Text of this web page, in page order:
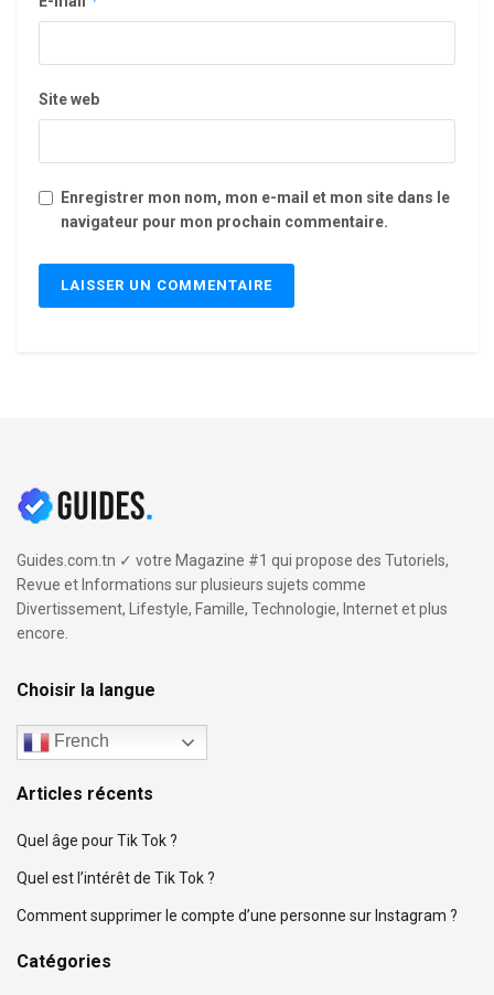
Site web
Enregistrer mon nom, mon e-mail et mon site dans le
navigateur pour mon prochain commentaire.
Guides.com.tn ✓ votre Magazine #1 qui propose des Tutoriels,
Revue et Informations sur plusieurs sujets comme
Divertissement, Lifestyle, Famille, Technologie, Internet et plus
encore.
Choisir la langue
French
Articles récents
Quel âge pour Tik Tok ?
Quel est l’intérêt de Tik Tok ?
Comment supprimer le compte d’une personne sur Instagram ?
Catégories